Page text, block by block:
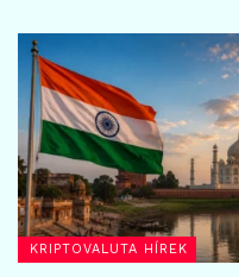
KRIPTOVALUTA HÍREK